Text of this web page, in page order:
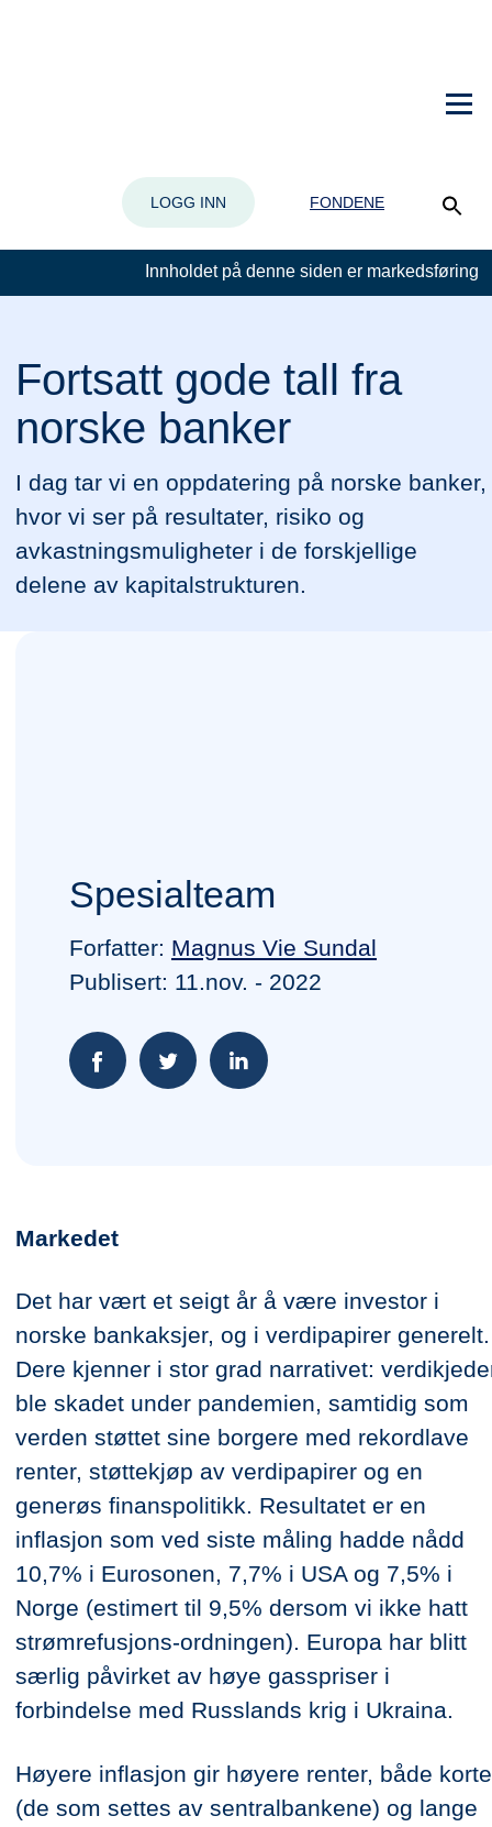
LOGG INN FONDENE
Innholdet på denne siden er markedsføring
Fortsatt gode tall fra
norske banker
I dag tar vi en oppdatering på norske banker,
hvor vi ser på resultater, risiko og
avkastningsmuligheter i de forskjellige
delene av kapitalstrukturen.
Spesialteam
Forfatter: Magnus Vie Sundal
Publisert: 11.nov. - 2022
Markedet
Det har vært et seigt år å være investor i
norske bankaksjer, og i verdipapirer generelt.
Dere kjenner i stor grad narrativet:
ble skadet under pandemien, samtidig som
verden støttet sine borgere med rekordlave
renter, støttekjøp av verdipapirer og en
generøs finanspolitikk. Resultatet er en
inflasjon som ved siste måling hadde nådd
10,7% i Eurosonen, 7,7% i USA og 7,5% i
Norge (estimert til 9,5% dersom vi ikke hatt
strømrefusjons-ordningen). Europa har blitt
særlig påvirket av høye gasspriser i
forbindelse med Russlands krig i Ukraina.
Høyere inflasjon gir høyere renter, både korte
(de som settes av sentralbankene) og lange